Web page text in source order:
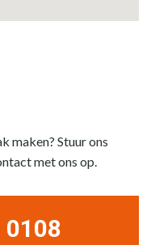
maken? Stuur ons
met ons op.
0108